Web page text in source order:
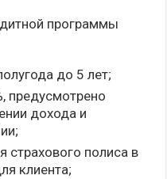
программы
до 5 лет;
предусмотрено
дохода и
полиса в
клиента;